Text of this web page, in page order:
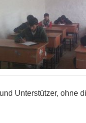
Unterstützer, ohne